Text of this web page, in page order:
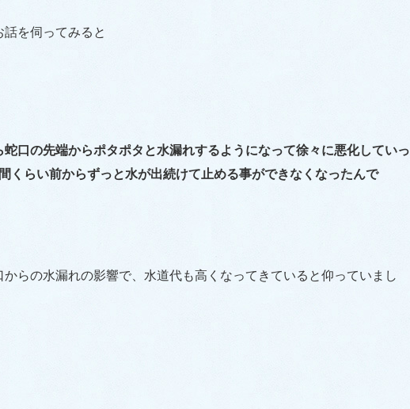
を伺ってみると
蛇口の先端からポタポタと水漏れするようになって徐々に悪化していっ
くらい前からずっと水が出続けて止める事ができなくなったんで
からの水漏れの影響で、水道代も高くなってきていると仰っていまし